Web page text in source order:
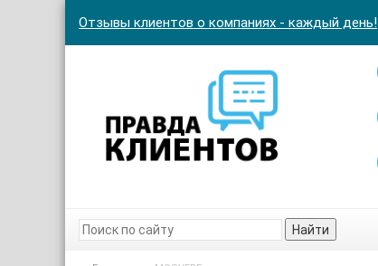
Отзывы клиентов о компаниях - каждый день!
Найти